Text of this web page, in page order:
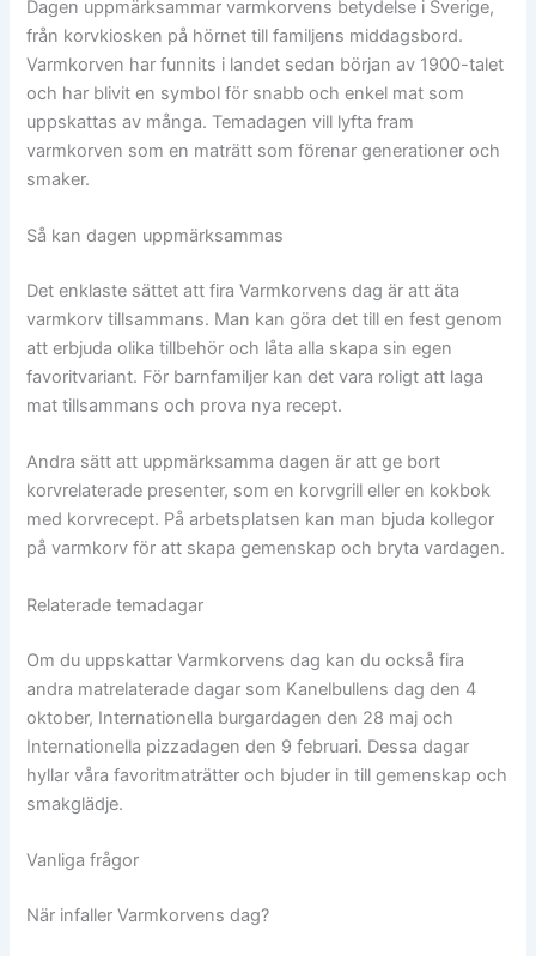
Dagen uppmärksammar varmkorvens betydelse i Sverige,
från korvkiosken på hörnet till familjens middagsbord.
Varmkorven har funnits i landet sedan början av 1900-talet
och har blivit en symbol för snabb och enkel mat som
uppskattas av många. Temadagen vill lyfta fram
varmkorven som en maträtt som förenar generationer och
smaker.
Så kan dagen uppmärksammas
Det enklaste sättet att fira Varmkorvens dag är att äta
varmkorv tillsammans. Man kan göra det till en fest genom
att erbjuda olika tillbehör och låta alla skapa sin egen
favoritvariant. För barnfamiljer kan det vara roligt att laga
mat tillsammans och prova nya recept.
Andra sätt att uppmärksamma dagen är att ge bort
korvrelaterade presenter, som en korvgrill eller en kokbok
med korvrecept. På arbetsplatsen kan man bjuda kollegor
på varmkorv för att skapa gemenskap och bryta vardagen.
Relaterade temadagar
Om du uppskattar Varmkorvens dag kan du också fira
andra matrelaterade dagar som Kanelbullens dag den 4
oktober, Internationella burgardagen den 28 maj och
Internationella pizzadagen den 9 februari. Dessa dagar
hyllar våra favoritmaträtter och bjuder in till gemenskap och
smakglädje.
Vanliga frågor
När infaller Varmkorvens dag?